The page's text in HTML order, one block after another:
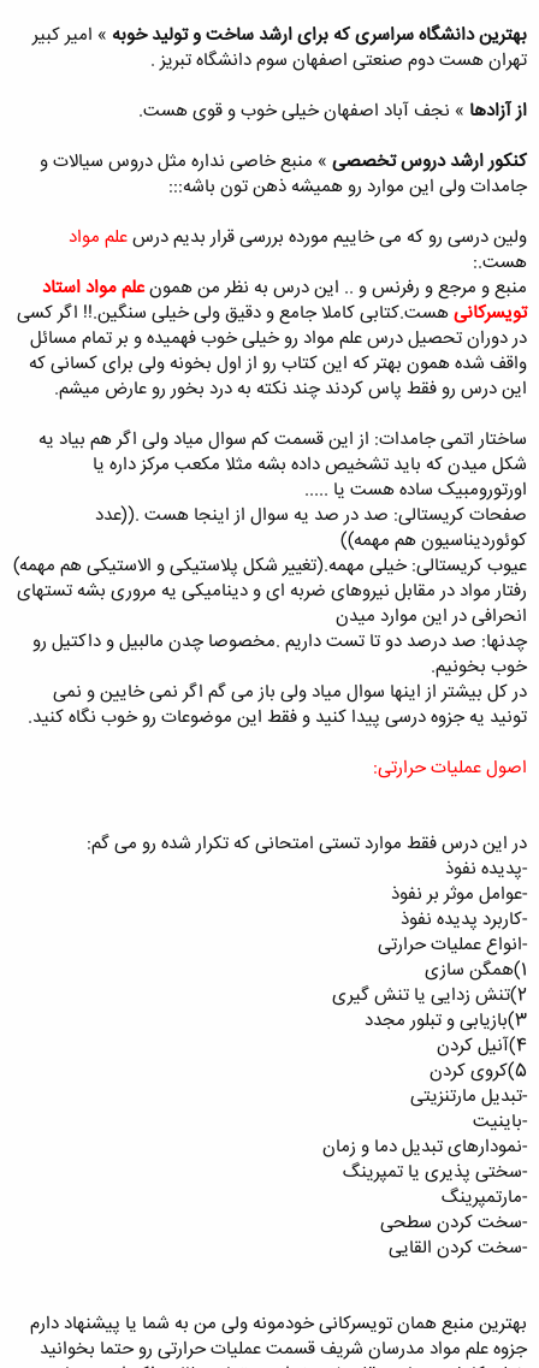
بهترین دانشگاه سراسری که برای ارشد ساخت و تولید خوبه » امیر کبیر
تهران هست دوم صنعتی اصفهان سوم دانشگاه تبریز .
از آزادها » نجف آباد اصفهان خیلی خوب و قوی هست.
کنکور ارشد دروس تخصصی » منبع خاصی نداره مثل دروس سیالات و
جامدات ولی این موارد رو همیشه ذهن تون باشه:::
ولین درسی رو که می خاییم مورده بررسی قرار بدیم درسعلم مواد
هست.:
منبع و مرجع و رفرنس و .. این درس به نظر من همونعلم مواد استاد
تویسرکانیهست.کتابی کاملا جامع و دقیق ولی خیلی سنگین.!! اگر کسی
در دوران تحصیل درس علم مواد رو خیلی خوب فهمیده و بر تمام مسائل
واقف شده همون بهتر که این کتاب رو از اول بخونه ولی برای کسانی که
این درس رو فقط پاس کردند چند نکته به درد بخور رو عارض میشم.
ساختار اتمی جامدات: از این قسمت کم سوال میاد ولی اگر هم بیاد یه
شکل میدن که باید تشخیص داده بشه مثلا مکعب مرکز داره یا
اورتورومبیک ساده هست یا .....
صفحات کریستالی: صد در صد یه سوال از اینجا هست .((عدد
کوئوردیناسیون هم مهمه))
عیوب کریستالی: خیلی مهمه.(تغییر شکل پلاستیکی و الاستیکی هم مهمه)
رفتار مواد در مقابل نیروهای ضربه ای و دینامیکی یه مروری بشه تستهای
انحرافی در این موارد میدن
چدنها: صد درصد دو تا تست داریم .مخصوصا چدن مالبیل و داکتیل رو
خوب بخونیم.
در کل بیشتر از اینها سوال میاد ولی باز می گم اگر نمی خایین و نمی
تونید یه جزوه درسی پیدا کنید و فقط این موضوعات رو خوب نگاه کنید.
اصول عملیات حرارتی:
در این درس فقط موارد تستی امتحانی که تکرار شده رو می گم:
-پدیده نفوذ
-عوامل موثر بر نفوذ
-کاربرد پدیده نفوذ
-انواع عملیات حرارتی
1)همگن سازی
2)تنش زدایی یا تنش گیری
3)بازیابی و تبلور مجدد
4)آنیل کردن
5)کروی کردن
-تبدیل مارتنزیتی
-باینیت
-نمودارهای تبدیل دما و زمان
-سختی پذیری یا تمپرینگ
-مارتمپرینگ
-سخت کردن سطحی
-سخت کردن القایی
بهترین منبع همان تویسرکانی خودمونه ولی من به شما یا پیشنهاد دارم
جزوه علم مواد مدرسان شریف قسمت عملیات حرارتی رو حتما بخوانید